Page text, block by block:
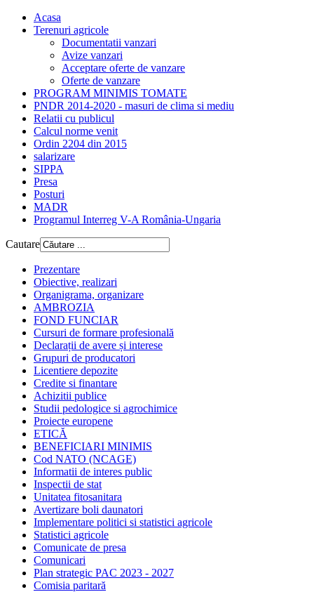
Acasa
Terenuri agricole
Documentatii vanzari
Avize vanzari
Acceptare oferte de vanzare
Oferte de vanzare
PROGRAM MINIMIS TOMATE
PNDR 2014-2020 - masuri de clima si mediu
Relatii cu publicul
Calcul norme venit
Ordin 2204 din 2015
salarizare
SIPPA
Presa
Posturi
MADR
Programul Interreg V-A România-Ungaria
Cautare
Prezentare
Obiective, realizari
Organigrama, organizare
AMBROZIA
FOND FUNCIAR
Cursuri de formare profesională
Declarații de avere și interese
Grupuri de producatori
Licentiere depozite
Credite si finantare
Achizitii publice
Studii pedologice si agrochimice
Proiecte europene
ETICĂ
BENEFICIARI MINIMIS
Cod NATO (NCAGE)
Informatii de interes public
Inspectii de stat
Unitatea fitosanitara
Avertizare boli daunatori
Implementare politici si statistici agricole
Statistici agricole
Comunicate de presa
Comunicari
Plan strategic PAC 2023 - 2027
Comisia paritară